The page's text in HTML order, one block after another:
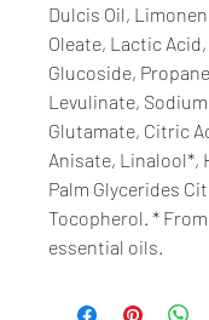
Dulcis Oil,
Oleate, Lactic
Glucoside,
Levulinate,
Glutamate, Citric
Anisate, Linalool*,
Palm Glycerides
Tocopherol. *
essential oils.